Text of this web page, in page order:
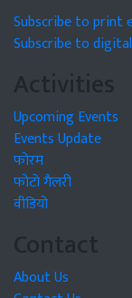
Subscribe to print
Subscribe to
Activities
Upcoming Events
Events Update
फोरम
फोटो गैलरी
वीडियो
Contact
About Us